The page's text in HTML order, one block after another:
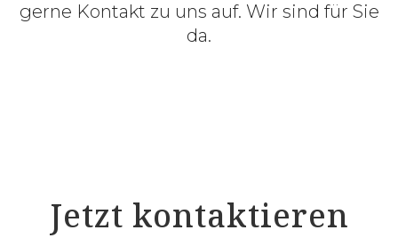
gerne Kontakt zu uns auf. Wir sind für Sie
da.
Jetzt kontaktieren